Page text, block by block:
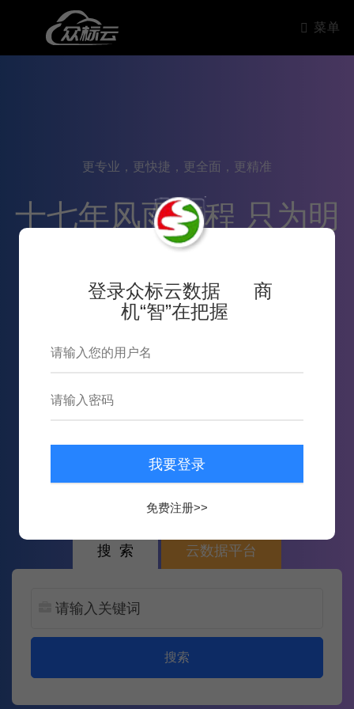
菜单
更专业，更快捷，更全面，更精准
十七年风雨兼程 只为明
天更好的服务
16
2007~2024十七年
15,103,020
次内容推送
搜 索 云数据平台
搜索
登录众标云数据 商
机“智”在把握
免费注册>>